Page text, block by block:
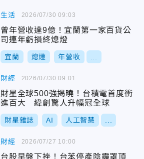
生活
曾年營收達9億！宜蘭第一家百貨公
司連年虧損終熄燈
宜蘭 熄燈 年營收
2026/07/30 09:03
財經
財星全球500強揭曉！台積電首度衝
進百大 緯創驚人升幅冠全球
財星雜誌 AI 人工智慧
2026/07/30 09:01
財經
台股早盤下挫！台苯停產陰霾罩頂
2026/07/27 10:00